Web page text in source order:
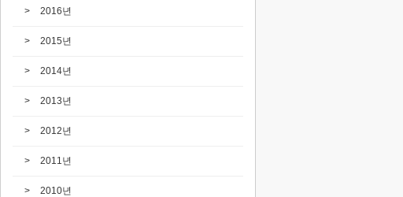
2016년
2015년
2014년
2013년
2012년
2011년
2010년